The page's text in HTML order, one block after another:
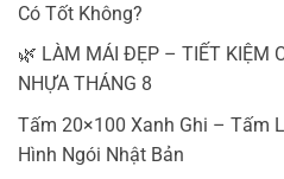
Có Tốt Không?
🌿 LÀM MÁI ĐẸP – TIẾT KIỆM
NHỰA THÁNG 8
Tấm 20×100 Xanh Ghi – Tấm
Hình Ngói Nhật Bản